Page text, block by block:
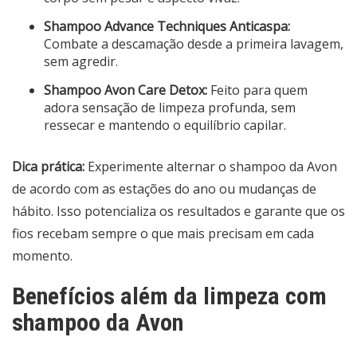
Shampoo Advance Techniques Anticaspa:
Combate a descamação desde a primeira lavagem,
sem agredir.
Shampoo Avon Care Detox: Feito para quem
adora sensação de limpeza profunda, sem
ressecar e mantendo o equilíbrio capilar.
Dica prática: Experimente alternar o shampoo da Avon
de acordo com as estações do ano ou mudanças de
hábito. Isso potencializa os resultados e garante que os
fios recebam sempre o que mais precisam em cada
momento.
Benefícios além da limpeza com
shampoo da Avon